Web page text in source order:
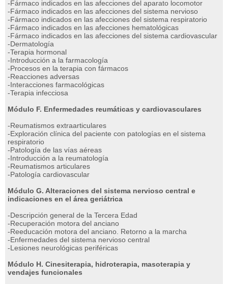
-Fármaco indicados en las afecciones del aparato locomotor
-Fármaco indicados en las afecciones del sistema nervioso
-Fármaco indicados en las afecciones del sistema respiratorio
-Fármaco indicados en las afecciones hematológicas
-Fármaco indicados en las afecciones del sistema cardiovascular
-Dermatología
-Terapia hormonal
-Introducción a la farmacología
-Procesos en la terapia con fármacos
-Reacciones adversas
-Interacciones farmacológicas
-Terapia infecciosa
Módulo F. Enfermedades reumáticas y cardiovasculares
-Reumatismos extraarticulares
-Exploración clínica del paciente con patologías en el sistema
respiratorio
-Patología de las vías aéreas
-Introducción a la reumatología
-Reumatismos articulares
-Patología cardiovascular
Módulo G. Alteraciones del sistema nervioso central e
indicaciones en el área geriátrica
-Descripción general de la Tercera Edad
-Recuperación motora del anciano
-Reeducación motora del anciano. Retorno a la marcha
-Enfermedades del sistema nervioso central
-Lesiones neurológicas periféricas
Módulo H. Cinesiterapia, hidroterapia, masoterapia y
vendajes funcionales